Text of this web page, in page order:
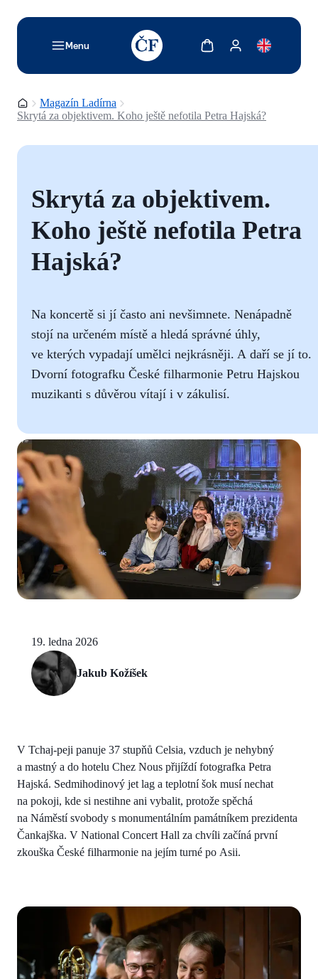
Menu
TODO: Add description for reader
Zobrazit košíkZobrazit můj účet
Domovská stránka
Magazín Ladírna
Skrytá za objektivem. Koho ještě nefotila Petra Hajská?
Skrytá za objektivem.
Koho ještě nefotila Petra
Hajská?
Na koncertě si jí často ani nevšimnete. Nenápadně
stojí na určeném místě a hledá správné úhly,
ve kterých vypadají umělci nejkrásněji. A daří se jí to.
Dvorní fotografku České filharmonie Petru Hajskou
muzikanti s důvěrou vítají i v zákulisí.
19. ledna 2026
Jakub Kožíšek
V Tchaj-peji panuje 37 stupňů Celsia, vzduch je nehybný
a mastný a do hotelu Chez Nous přijíždí fotografka Petra
Hajská. Sedmihodinový jet lag a teplotní šok musí nechat
na pokoji, kde si nestihne ani vybalit, protože spěchá
na Náměstí svobody s monumentálním památníkem prezidenta
Čankajška. V National Concert Hall za chvíli začíná první
zkouška České filharmonie na jejím turné po Asii.